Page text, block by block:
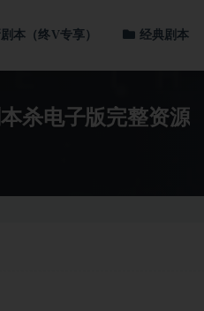
本（终V专享） 经典剧本
杀电子版完整资源